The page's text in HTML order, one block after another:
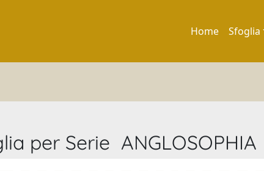
Home Sfoglia
per Serie ANGLOSOPHIA